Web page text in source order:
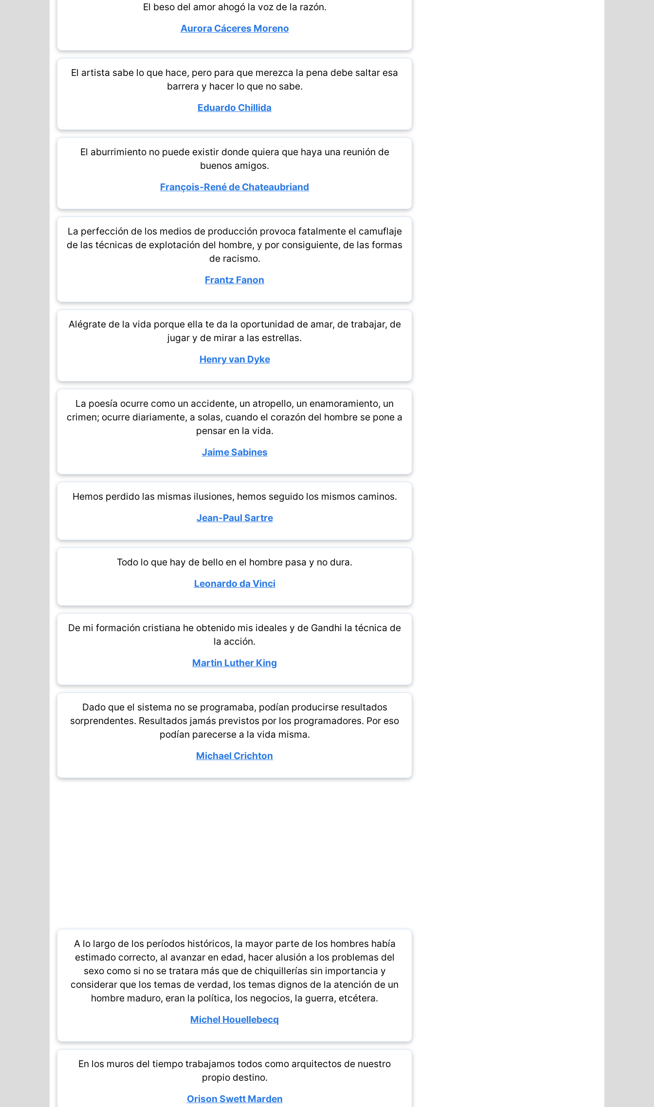
El beso del amor ahogó la voz de la razón.
Aurora Cáceres Moreno
El artista sabe lo que hace, pero para que merezca la pena debe saltar esa
barrera y hacer lo que no sabe.
Eduardo Chillida
El aburrimiento no puede existir donde quiera que haya una reunión de
buenos amigos.
François-René de Chateaubriand
La perfección de los medios de producción provoca fatalmente el camuflaje
de las técnicas de explotación del hombre, y por consiguiente, de las formas
de racismo.
Frantz Fanon
Alégrate de la vida porque ella te da la oportunidad de amar, de trabajar, de
jugar y de mirar a las estrellas.
Henry van Dyke
La poesía ocurre como un accidente, un atropello, un enamoramiento, un
crimen; ocurre diariamente, a solas, cuando el corazón del hombre se pone a
pensar en la vida.
Jaime Sabines
Hemos perdido las mismas ilusiones, hemos seguido los mismos caminos.
Jean-Paul Sartre
Todo lo que hay de bello en el hombre pasa y no dura.
Leonardo da Vinci
De mi formación cristiana he obtenido mis ideales y de Gandhi la técnica de
la acción.
Martin Luther King
Dado que el sistema no se programaba, podían producirse resultados
sorprendentes. Resultados jamás previstos por los programadores. Por eso
podían parecerse a la vida misma.
Michael Crichton
A lo largo de los períodos históricos, la mayor parte de los hombres había
estimado correcto, al avanzar en edad, hacer alusión a los problemas del
sexo como si no se tratara más que de chiquillerías sin importancia y
considerar que los temas de verdad, los temas dignos de la atención de un
hombre maduro, eran la política, los negocios, la guerra, etcétera.
Michel Houellebecq
En los muros del tiempo trabajamos todos como arquitectos de nuestro
propio destino.
Orison Swett Marden